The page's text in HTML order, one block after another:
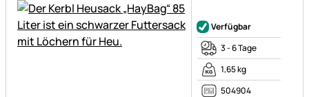
Verfügbar
3 - 6 Tage
1,65 kg
504904